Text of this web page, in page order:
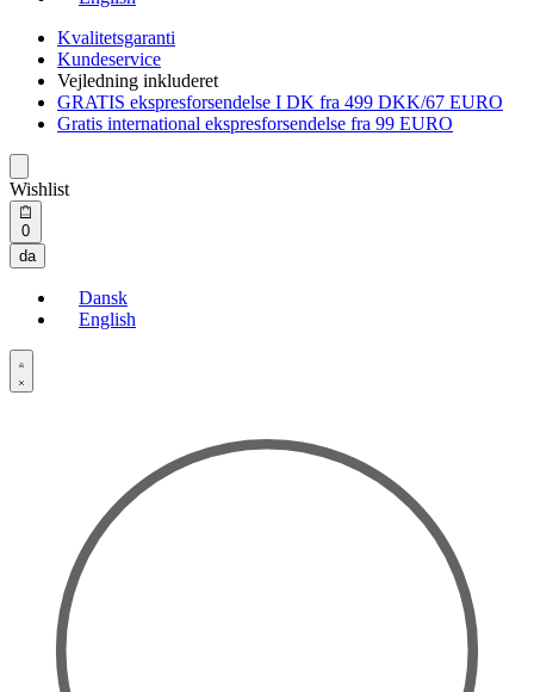
Kvalitetsgaranti
Kundeservice
Vejledning inkluderet
GRATIS ekspresforsendelse I DK fra 499 DKK/67 EURO
Gratis international ekspresforsendelse fra 99 EURO
Wishlist
0Open
cart
da
Dansk
English
Open
Account
details